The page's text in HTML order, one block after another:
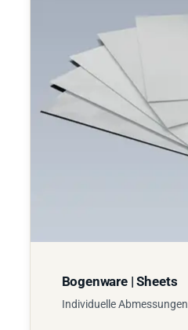
Bogenware | Sheets
Individuelle Abmessungen